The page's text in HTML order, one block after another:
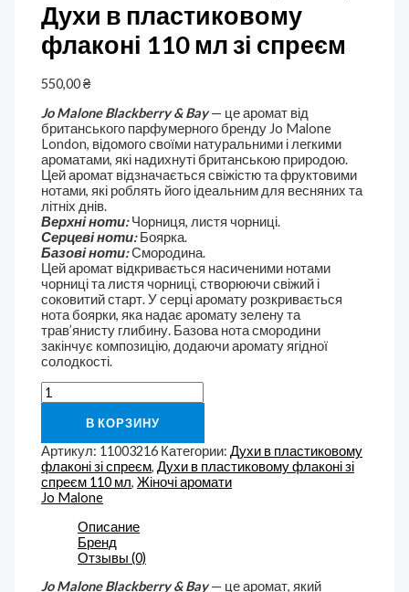
Духи в пластиковому
флаконі 110 мл зі спреєм
550,00₴
Jo Malone Blackberry & Bay — це аромат від
британського парфумерного бренду Jo Malone
London, відомого своїми натуральними і легкими
ароматами, які надихнуті британською природою.
Цей аромат відзначається свіжістю та фруктовими
нотами, які роблять його ідеальним для весняних та
літніх днів.
Верхні ноти: Чорниця, листя чорниці.
Серцеві ноти:Боярка.
Базові ноти:Смородина.
Цей аромат відкривається насиченими нотами
чорниці та листя чорниці, створюючи свіжий і
соковитий старт. У серці аромату розкривається
нота боярки, яка надає аромату зелену та
трав’янисту глибину. Базова нота смородини
закінчує композицію, додаючи аромату ягідної
солодкості.
В КОРЗИНУ
Артикул: 11003216 Категории:Духи в пластиковому
флаконі зі спреєм,Духи в пластиковому флаконі зі
спреєм 110 мл,Жіночі аромати
Jo Malone
Описание
Бренд
Отзывы (0)
Jo Malone Blackberry & Bay — це аромат, який